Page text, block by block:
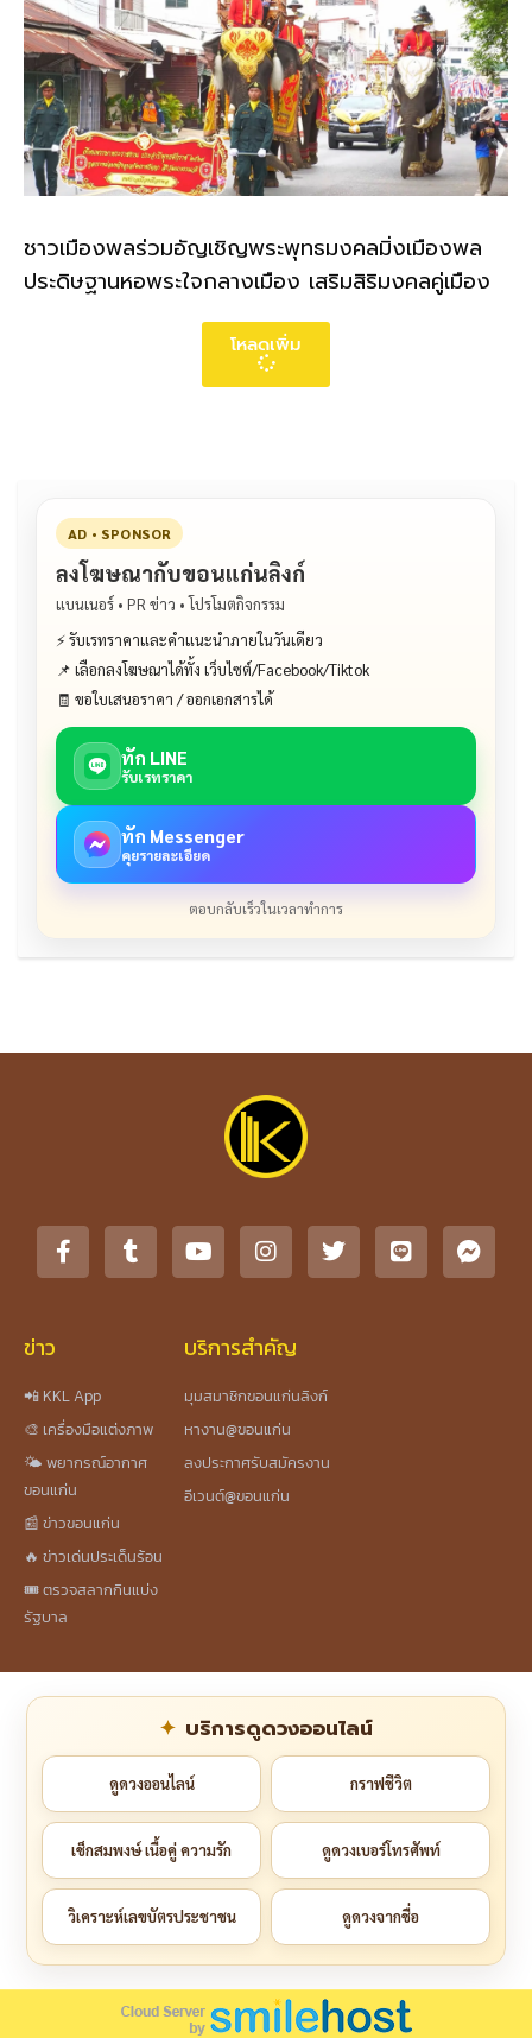
ชาวเมืองพลร่วมอัญเชิญพระพุทธมงคลมิ่งเมืองพล
ประดิษฐานหอพระใจกลางเมือง เสริมสิริมงคลคู่เมือง
โหลดเพิ่ม
AD • SPONSOR
ลงโฆษณากับขอนแก่นลิงก์
แบนเนอร์ • PR ข่าว • โปรโมตกิจกรรม
⚡ รับเรทราคาและคำแนะนำภายในวันเดียว
📌 เลือกลงโฆษณาได้ทั้ง เว็บไซต์/Facebook/Tiktok
🧾 ขอใบเสนอราคา / ออกเอกสารได้
ทัก LINE
รับเรทราคา
ทัก Messenger
คุยรายละเอียด
ตอบกลับเร็วในเวลาทำการ
ข่าว
📲 KKL App
🎨 เครื่องมือแต่งภาพ
🌤️ พยากรณ์อากาศ
ขอนแก่น
📰 ข่าวขอนแก่น
🔥 ข่าวเด่นประเด็นร้อน
🎟️ ตรวจสลากกินแบ่ง
รัฐบาล
บริการสำคัญ
มุมสมาชิกขอนแก่นลิงก์
หางาน@ขอนแก่น
ลงประกาศรับสมัครงาน
อีเวนต์@ขอนแก่น
บริการดูดวงออนไลน์
ดูดวงออนไลน์ กราฟชีวิต
เช็กสมพงษ์ เนื้อคู่ ความรัก ดูดวงเบอร์โทรศัพท์
วิเคราะห์เลขบัตรประชาชน ดูดวงจากชื่อ